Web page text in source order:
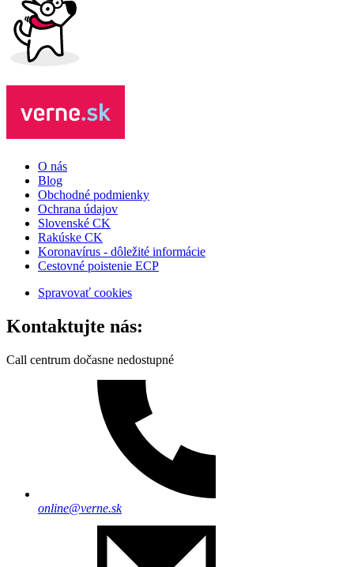
O nás
Blog
Obchodné podmienky
Ochrana údajov
Slovenské CK
Rakúske CK
Koronavírus - dôležité informácie
Cestovné poistenie ECP
Spravovať cookies
Kontaktujte nás:
Call centrum dočasne nedostupné
online@verne.sk